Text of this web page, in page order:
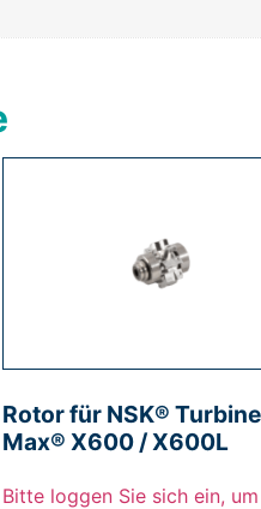
Rotor für NSK®
Max® X600 / X600L
Bitte loggen Sie sich ein, um